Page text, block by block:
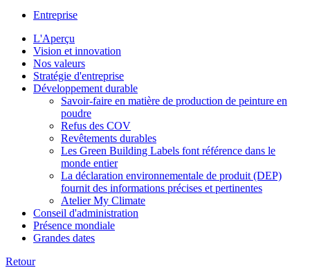
Entreprise
L'Aperçu
Vision et innovation
Nos valeurs
Stratégie d'entreprise
Développement durable
Savoir-faire en matière de production de peinture en
poudre
Refus des COV
Revêtements durables
Les Green Building Labels font référence dans le
monde entier
La déclaration environnementale de produit (DEP)
fournit des informations précises et pertinentes
Atelier My Climate
Conseil d'administration
Présence mondiale
Grandes dates
Retour